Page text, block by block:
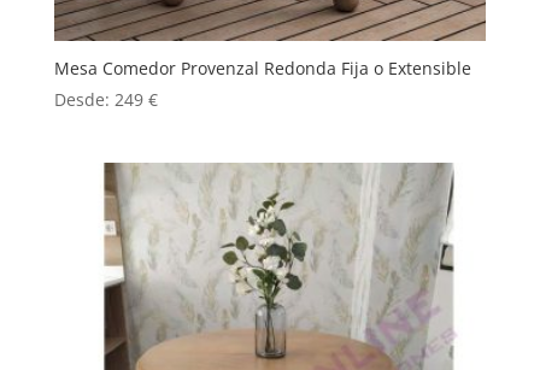
Mesa Comedor Provenzal Redonda Fija o Extensible
Desde: 249 €